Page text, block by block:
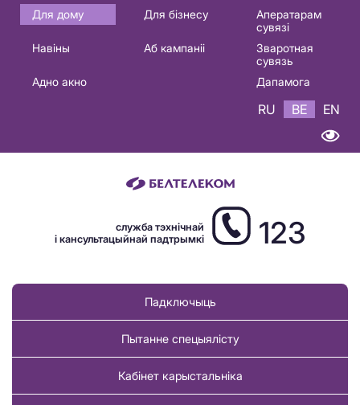
Основная
навигация
Для дому Для бізнесу
Аператарам
сувязі
Навіны
Аб кампаніі
Зваротная
сувязь
Адно акно
Дапамога
RU BE EN
служба тэхнічнай
і кансультацыйнай падтрымкі
123
Падключыць
Пытанне спецыялісту
Кабінет карыстальніка